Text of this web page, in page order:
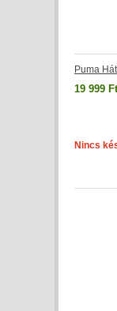
Puma
19 999 Ft
Nincs